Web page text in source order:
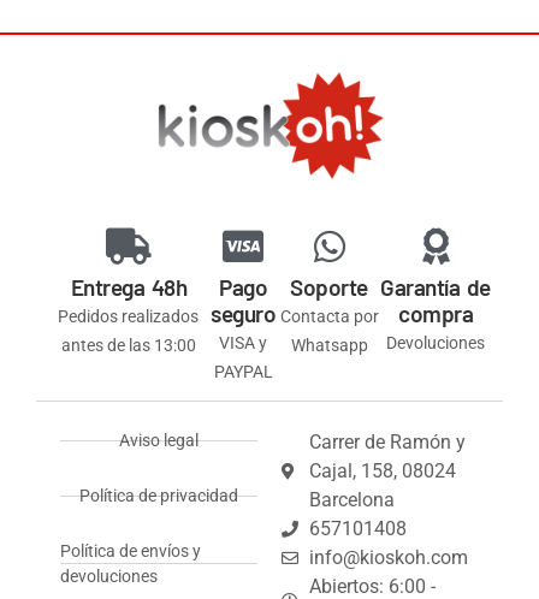
Entrega 48h
Pedidos realizados
antes de las 13:00
Pago
seguro
VISA y
PAYPAL
Soporte
Contacta por
Whatsapp
Garantía de
compra
Devoluciones
Aviso legal
Política de privacidad
Política de envíos y
devoluciones
Carrer de Ramón y
Cajal, 158, 08024
Barcelona
657101408
info@kioskoh.com
Abiertos: 6:00 -